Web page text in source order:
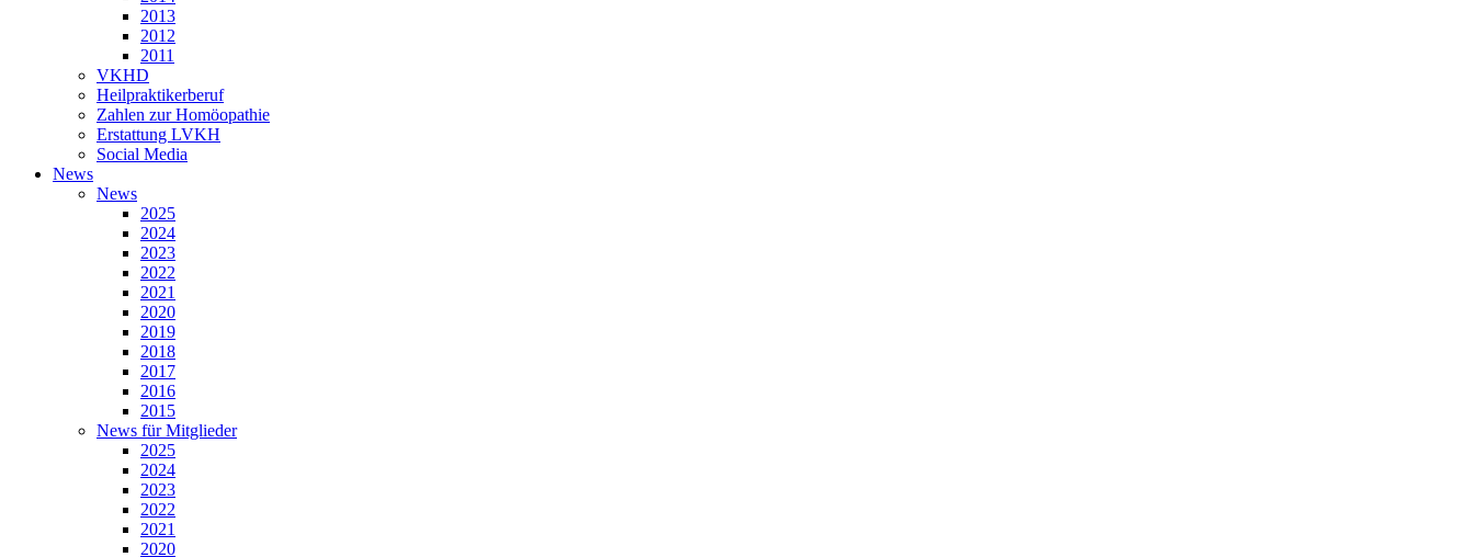
2013
2012
2011
VKHD
Heilpraktikerberuf
Zahlen zur Homöopathie
Erstattung LVKH
Social Media
News
News
2025
2024
2023
2022
2021
2020
2019
2018
2017
2016
2015
News für Mitglieder
2025
2024
2023
2022
2021
2020